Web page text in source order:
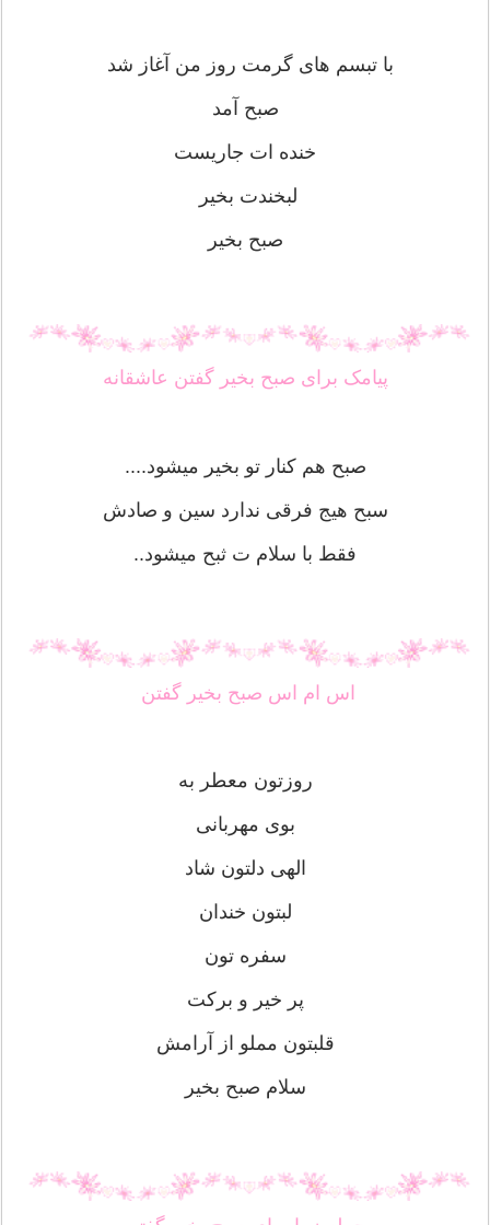
با تبسم های گرمت روز من آغاز شد
صبح آمد
خنده ات جاریست
لبخندت بخیر
صبح بخیر
پیامک برای صبح بخیر گفتن عاشقانه
صبح هم کنار تو بخیر میشود....
سبح هیج فرقی ندارد سین و صادش
فقط با سلام ت ثبح میشود..
اس ام اس صبح بخیر گفتن
روزتون معطر به
بوی مهربانی
الهی دلتون شاد
لبتون خندان
سفره تون
پر خیر و برکت
قلبتون مملو از آرامش
سلام صبح بخیر